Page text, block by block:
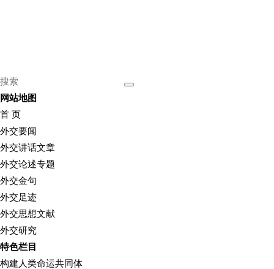
网站地图
首 页
外交要闻
外交讲话文章
外交论述专题
外交金句
外交足迹
外交思想文献
外交研究
特色栏目
构建人类命运共同体